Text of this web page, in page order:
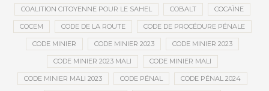
COALITION CITOYENNE POUR LE SAHEL COBALT COCAÏNE
COCEM CODE DE LA ROUTE CODE DE PROCÉDURE PÉNALE
CODE MINIER CODE MINIER 2023 CODE MINIER 2023
CODE MINIER 2023 MALI CODE MINIER MALI
CODE MINIER MALI 2023 CODE PÉNAL CODE PÉNAL 2024